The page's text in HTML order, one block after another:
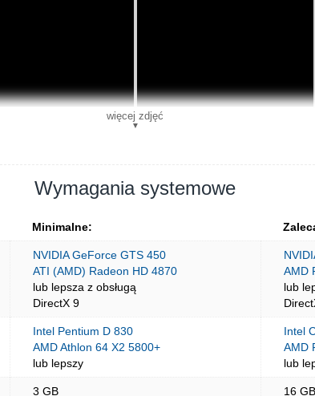
więcej zdjęć
▼
Wymagania systemowe
Minimalne:
NVIDIA GeForce GTS 450
ATI (AMD) Radeon HD 4870
lub lepsza z obsługą
DirectX 9
AMD
lub
Intel Pentium D 830
AMD Athlon 64 X2 5800+
lub lepszy
Intel
AMD
lub
3 GB
16